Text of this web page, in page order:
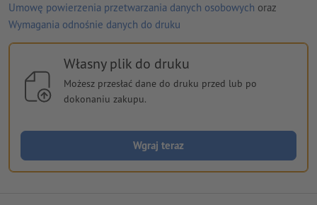
Umowę powierzenia przetwarzania danych osobowych oraz
Wymagania odnośnie danych do druku
Własny plik do druku
Możesz przesłać dane do druku przed lub po
dokonaniu zakupu.
Wgraj teraz